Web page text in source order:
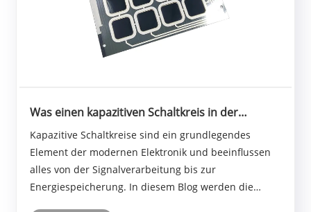
Was einen kapazitiven Schaltkreis in der
Kapazitive Schaltkreise sind ein grundlegendes
Element der modernen Elektronik und beeinflussen
alles von der Signalverarbeitung bis zur
Energiespeicherung. In diesem Blog werden die